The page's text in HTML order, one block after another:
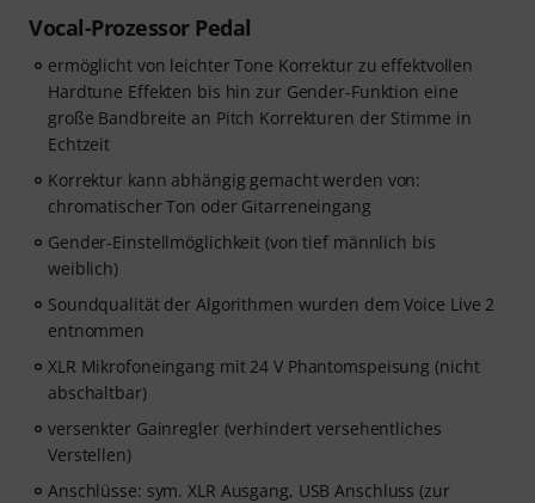
Vocal-Prozessor Pedal
ermöglicht von leichter Tone Korrektur zu effektvollen
Hardtune Effekten bis hin zur Gender-Funktion eine
große Bandbreite an Pitch Korrekturen der Stimme in
Echtzeit
Korrektur kann abhängig gemacht werden von:
chromatischer Ton oder Gitarreneingang
Gender-Einstellmöglichkeit (von tief männlich bis
weiblich)
Soundqualität der Algorithmen wurden dem Voice Live 2
entnommen
XLR Mikrofoneingang mit 24 V Phantomspeisung (nicht
abschaltbar)
versenkter Gainregler (verhindert versehentliches
Verstellen)
Anschlüsse: sym. XLR Ausgang, USB Anschluss (zur